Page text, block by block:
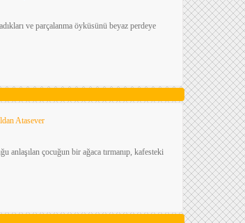
ve parçalanma öyküsünü beyaz perdeye
Atasever
anlaşılan çocuğun bir ağaca tırmanıp, kafesteki